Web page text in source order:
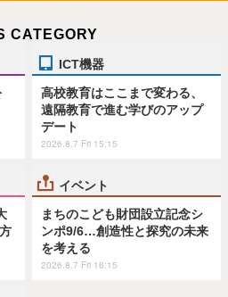
CATEGORY
ICT機器
高校教育はここまで変わる、
遠隔教育で進む学びのアップ
デート
2026.8.7 Fri 15:15
イベント
まちのこども財団設立記念シ
ンポ9/6…創造性と探究の未来
を考える
2026.8.7 Fri 16:15